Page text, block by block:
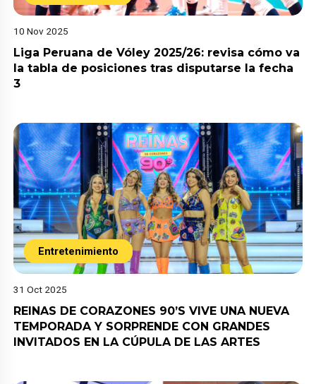
10 Nov 2025
Liga Peruana de Vóley 2025/26: revisa cómo va
la tabla de posiciones tras disputarse la fecha
3
Entretenimiento
31 Oct 2025
REINAS DE CORAZONES 90’S VIVE UNA NUEVA
TEMPORADA Y SORPRENDE CON GRANDES
INVITADOS EN LA CÚPULA DE LAS ARTES